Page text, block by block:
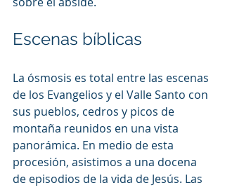
Escenas bíblicas
La ósmosis es total entre las escenas
de los Evangelios y el Valle Santo con
sus pueblos, cedros y picos de
montaña reunidos en una vista
panorámica. En medio de esta
procesión, asistimos a una docena
de episodios de la vida de Jesús. Las